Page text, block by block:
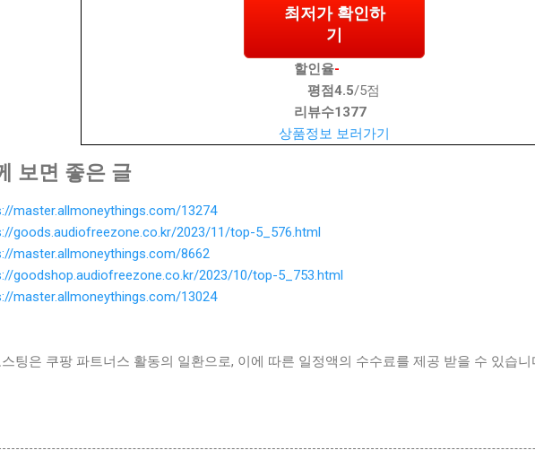
최저가 확인하
기
할인율-
평점4.5/5점
리뷰수1377
상품정보 보러가기
보면 좋은 글
master.allmoneythings.com/13274
goods.audiofreezone.co.kr/2023/11/top-5_576.html
master.allmoneythings.com/8662
goodshop.audiofreezone.co.kr/2023/10/top-5_753.html
master.allmoneythings.com/13024
팅은 쿠팡 파트너스 활동의 일환으로, 이에 따른 일정액의 수수료를 제공 받을 수 있습니